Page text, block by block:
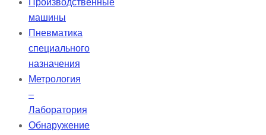
Производственные
машины
Пневматика
специального
назначения
Метрология
–
Лаборатория
Обнаружение